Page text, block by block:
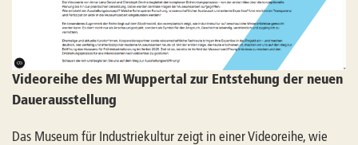
Videoreihe des MI Wuppertal zur Entstehung der neuen
Dauerausstellung
Das Museum für Industriekultur zeigt in einer Videoreihe, wie